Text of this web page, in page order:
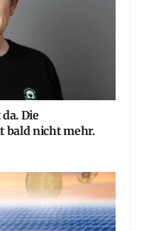
Die
bald nicht mehr.